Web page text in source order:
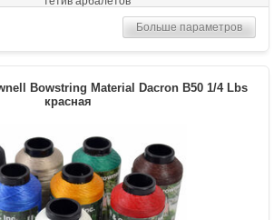
Больше параметров
Bowstring Material Dacron B50 1/4 Lbs
красная